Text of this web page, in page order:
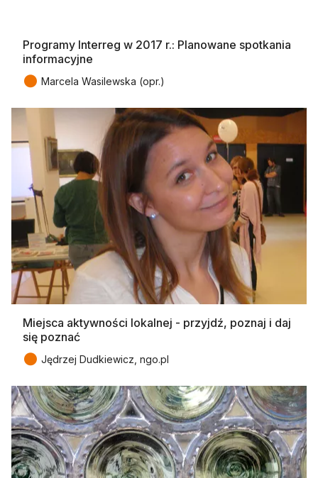
Programy Interreg w 2017 r.: Planowane spotkania
informacyjne
● Marcela Wasilewska (opr.)
Miejsca aktywności lokalnej - przyjdź, poznaj i daj
się poznać
● Jędrzej Dudkiewicz, ngo.pl